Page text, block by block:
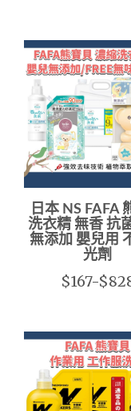
日本 NS FAFA
洗衣精 無香 抗
無添加 嬰兒用
光劑
$167-